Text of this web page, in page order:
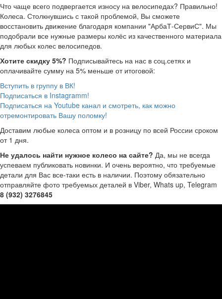
Что чаще всего подвергается износу на велосипедах? Правильно!
Колеса. Столкнувшись с такой проблемой, Вы сможете
восстановить движение благодаря компании "АрбаТ-СервиС". Мы
подобрали все нужные размеры колёс из качественного материала
для любых колес велосипедов.
Хотите скидку 5%? Подписывайтесь на нас в соц.сетях и
оплачивайте сумму на 5% меньше от итоговой:
Вступить в группу в ВК!
Подписаться в Instagramm!
Подписаться на Youtube канал и смотреть, как можно
отремонтировать Вашу поломку!
Доставим любые колеса оптом и в розницу по всей России сроком
от 1 дня.
Не удалось найти нужное колесо на сайте? Да, мы не всегда
успеваем публиковать новинки. И очень вероятно, что требуемые
детали для Вас все-таки есть в наличии. Поэтому обязательно
отправляйте фото требуемых деталей в Viber, Whats up, Telegram
8 (932) 3276845